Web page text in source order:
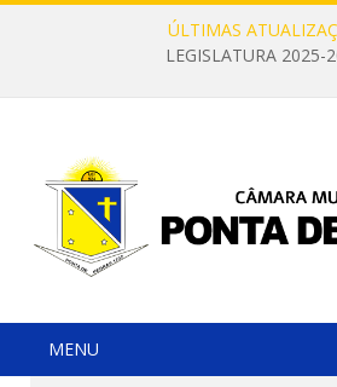
ÚLTIMAS
LEGISLATURA 2025-
MENU